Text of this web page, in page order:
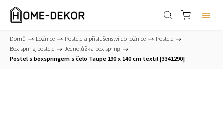
Domů / Ložnice / Postele a příslušenství do ložnice / Postele /
Box spring postele / Jednolůžka box spring /
Postel s boxspringem s čelo Taupe 190 x 140 cm textil [3341290]